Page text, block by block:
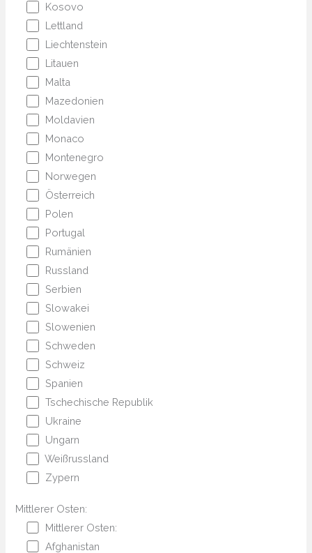
Kosovo
Lettland
Liechtenstein
Litauen
Malta
Mazedonien
Moldavien
Monaco
Montenegro
Norwegen
Österreich
Polen
Portugal
Rumänien
Russland
Serbien
Slowakei
Slowenien
Schweden
Schweiz
Spanien
Tschechische Republik
Ukraine
Ungarn
Weißrussland
Zypern
Mittlerer Osten:
Mittlerer Osten:
Afghanistan